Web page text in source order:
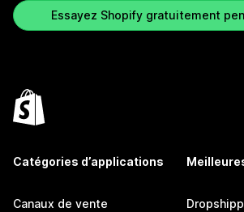
Essayez Shopify gratuitement
Catégories d’applications
Canaux de vente